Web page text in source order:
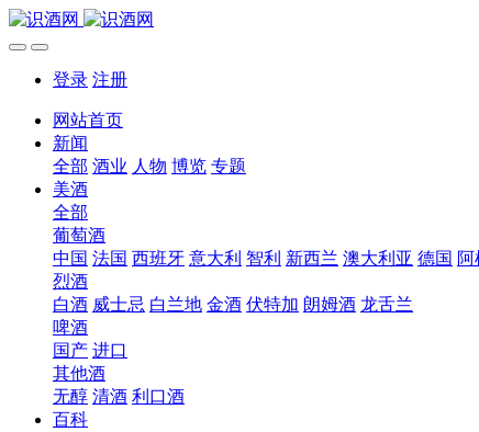
登录 注册
网站首页
新闻
全部 酒业 人物 博览 专题
美酒
全部
葡萄酒
中国 法国 西班牙 意大利 智利 新西兰 澳大利亚 德国 阿
烈酒
白酒 威士忌 白兰地 金酒 伏特加 朗姆酒 龙舌兰
啤酒
国产 进口
其他酒
无醇 清酒 利口酒
百科